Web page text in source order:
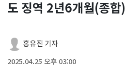
도 징역 2년6개월(종합)
홍유진 기자
2025.04.25 오후 03:00